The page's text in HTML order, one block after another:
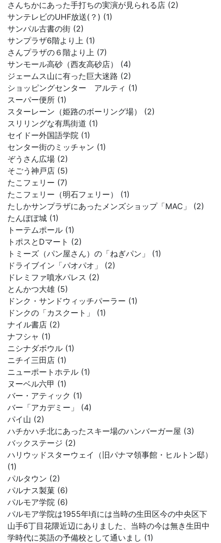
さんちかにあった手打ちの実演が見られる店 (2)
サンテレビのUHF放送(？) (1)
サンパル古書の街 (2)
サンプラザ6階より上 (1)
さんプラザの６階より上 (7)
サンモール高砂（西友高砂店） (4)
ジェームス山に有った巨大迷路 (2)
ショッピングセンター アルティ (1)
スーパー便所 (1)
スターレーン（姫路のボーリング場） (2)
スリリングな有馬街道 (1)
セイドー外国語学院 (1)
センター街のミッチャン (1)
ぞうさん広場 (2)
そごう神戸店 (5)
たこフェリー (7)
たこフェリー（明石フェリー） (1)
たしかサンプラザにあったメンズショップ「MAC」 (2)
たんぽぽ城 (1)
トーテムポール (1)
トポスとDマート (2)
トミーズ（パン屋さん）の「ねぎパン」 (1)
ドライブイン「パオパオ」 (2)
ドレミファ噴水パレス (2)
とんかつ大雄 (5)
ドンク・サンドウィッチパーラー (1)
ドンクの「カスクート」 (1)
ナイル書店 (2)
ナフシャ (1)
ニシナダボウル (1)
ニチイ三田店 (1)
ニューポートホテル (1)
ヌーベル六甲 (1)
バー・アティック (1)
バー「アカデミー」 (4)
パイ山 (2)
ハチかハチ北にあったスキー場のハンバーガー屋 (3)
バックステージ (2)
ハリウッドスターウェイ（旧パナマ領事館・ヒルトン邸）
(1)
パルタウン (2)
パルナス製菓 (6)
パルモア学院 (6)
パルモア学院は1955年頃には当時の生田区今の中央区下
山手6丁目花隈近辺にありました、当時の今は無き生田中
学時代に英語の予備校として通いまし (1)